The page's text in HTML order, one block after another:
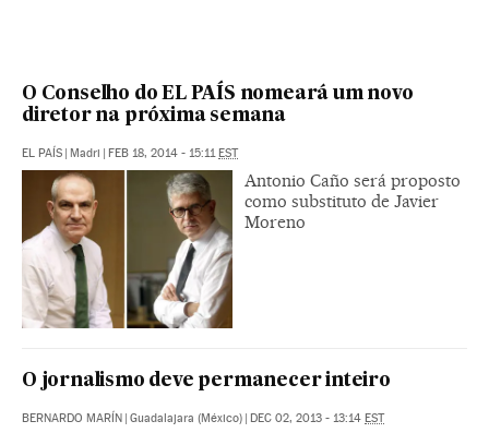
O Conselho do EL PAÍS nomeará um novo
diretor na próxima semana
EL PAÍS | Madri | FEB 18, 2014 - 15:11EST
Antonio Caño será proposto
como substituto de Javier
Moreno
O jornalismo deve permanecer inteiro
BERNARDO MARÍN | Guadalajara (México) | DEC 02, 2013 - 13:14 EST